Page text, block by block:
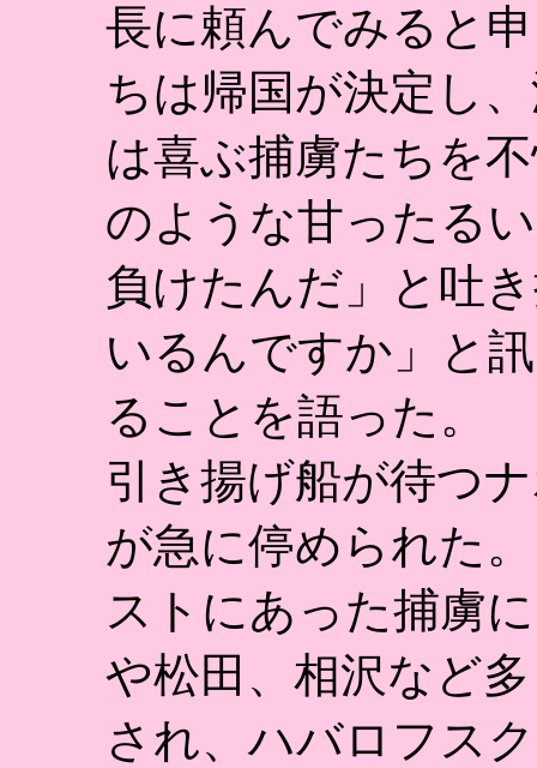
長に頼んでみると
ちは帰国が決定し
は喜ぶ捕虜たちを
のような甘ったる
負けたんだ」と吐
いるんですか」と
ることを語った。
引き揚げ船が待つ
が急に停められた
ストにあった捕虜
や松田、相沢など
され、ハバロフス